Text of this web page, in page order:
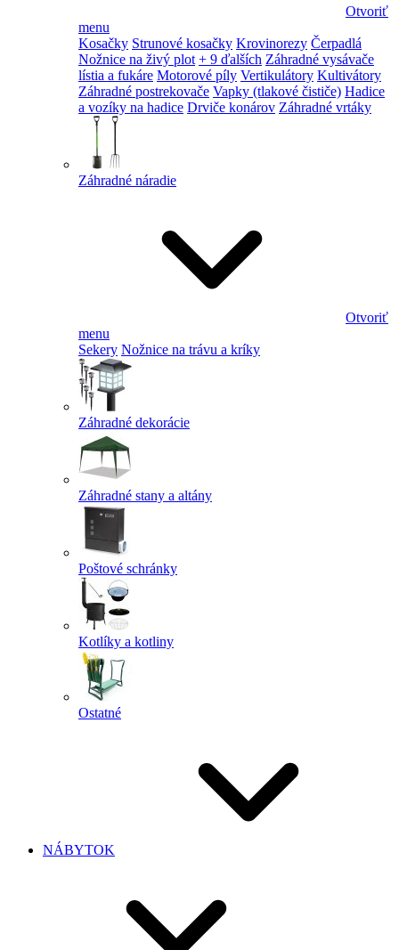
Otvoriť
menu
Kosačky Strunové kosačky Krovinorezy Čerpadlá
Nožnice na živý plot + 9 ďalších Záhradné vysávače
lístia a fukáre Motorové píly Vertikulátory Kultivátory
Záhradné postrekovače Vapky (tlakové čističe) Hadice
a vozíky na hadice Drviče konárov Záhradné vrtáky
Záhradné náradie
Otvoriť
menu
Sekery Nožnice na trávu a kríky
Záhradné dekorácie
Záhradné stany a altány
Poštové schránky
Kotlíky a kotliny
Ostatné
NÁBYTOK